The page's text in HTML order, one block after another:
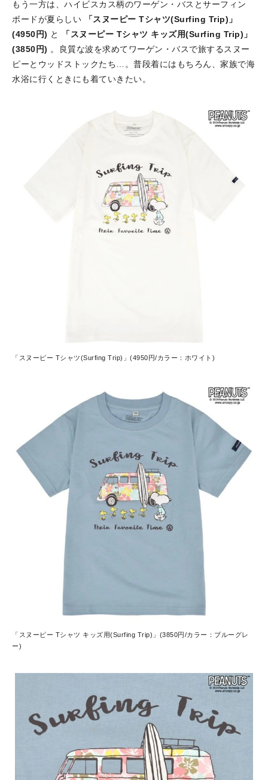
もう一方は、ハイビスカス柄のワーゲン・バスとサーフィン
ボードが夏らしい
「スヌーピー Tシャツ(Surfing Trip)」
(4950円) と
「スヌーピー Tシャツ キッズ用(Surfing Trip)」
(3850円) 。良質な波を求めてワーゲン・バスで旅するスヌー
ピーとウッドストックたち…。普段着にはもちろん、家族で海
水浴に行くときにも着ていきたい。
「スヌーピー Tシャツ(Surfing Trip)」(4950円/カラー：ホワイト)
「スヌーピー Tシャツ キッズ用(Surfing Trip)」(3850円/カラー：ブルーグレ
ー)